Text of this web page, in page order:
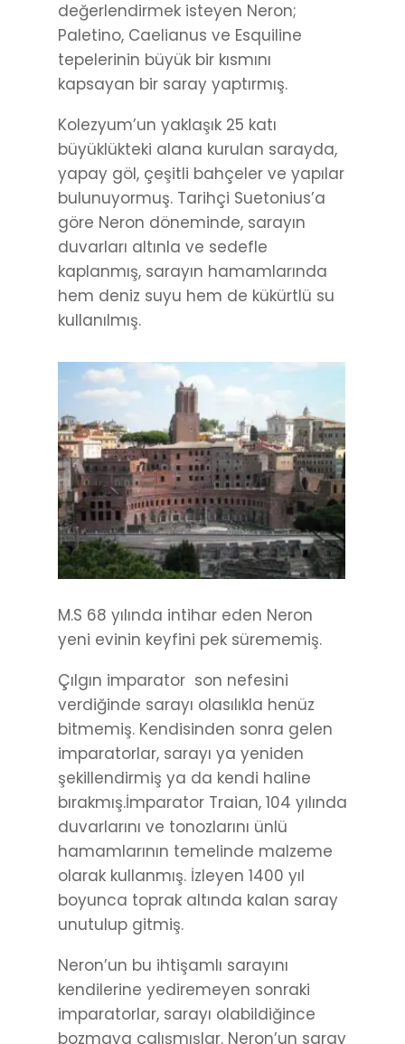
değerlendirmek isteyen Neron;
Paletino, Caelianus ve Esquiline
tepelerinin büyük bir kısmını
kapsayan bir saray yaptırmış.
Kolezyum’un yaklaşık 25 katı
büyüklükteki alana kurulan sarayda,
yapay göl, çeşitli bahçeler ve yapılar
bulunuyormuş. Tarihçi Suetonius’a
göre Neron döneminde, sarayın
duvarları altınla ve sedefle
kaplanmış, sarayın hamamlarında
hem deniz suyu hem de kükürtlü su
kullanılmış.
M.S 68 yılında intihar eden Neron
yeni evinin keyfini pek sürememiş.
Çılgın imparator son nefesini
verdiğinde sarayı olasılıkla henüz
bitmemiş. Kendisinden sonra gelen
imparatorlar, sarayı ya yeniden
şekillendirmiş ya da kendi haline
bırakmış.İmparator Traian, 104 yılında
duvarlarını ve tonozlarını ünlü
hamamlarının temelinde malzeme
olarak kullanmış. İzleyen 1400 yıl
boyunca toprak altında kalan saray
unutulup gitmiş.
Neron’un bu ihtişamlı sarayını
kendilerine yediremeyen sonraki
imparatorlar, sarayı olabildiğince
bozmaya çalışmışlar. Neron’un saray